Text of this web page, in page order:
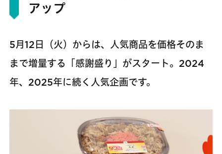
アップ
5月12日（火）からは、人気商品を価格そのま
まで増量する「感謝盛り」がスタート。2024
年、2025年に続く人気企画です。